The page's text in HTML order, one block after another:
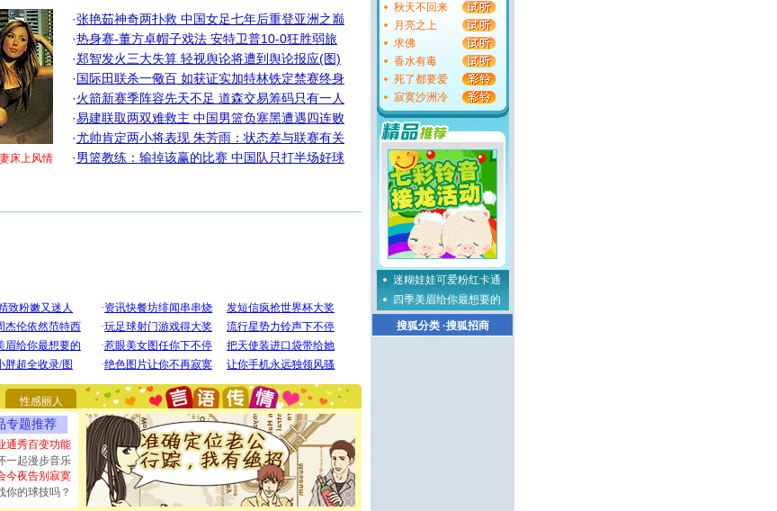
床上风情
·张艳茹神奇两扑救 中国女足七年后重登亚洲之巅
·热身赛-董方卓帽子戏法 安特卫普10-0狂胜弱旅
·郑智发火三大失算 轻视舆论将遭到舆论报应(图)
·国际田联杀一儆百 如获证实加特林铁定禁赛终身
·火箭新赛季阵容先天不足 道森交易筹码只有一人
·易建联取两双难救主 中国男篮负塞黑遭遇四连败
·尤帅肯定两小将表现 朱芳雨：状态差与联赛有关
·男篮教练：输掉该赢的比赛 中国队只打半场好球
性感丽人
专题推荐
通秀百变功能
一起漫步音乐
今夜告别寂寞
你的球技吗？
[圣诞节]圣诞节到了，想想没什么送给你的，又不打算给
你太多，只有给你五千万：千万快乐！千万要健康！千万
要平安！千万要知足！千万不要忘记我！
[圣诞节]不只这样的日子才会想起你,而是这样的日子才
能正大光明地骚扰你,告诉你,圣诞要快乐!新年要快乐!天天
都要快乐噢!
[圣诞节]奉上一颗祝福的心,在这个特别的日子里,愿幸福,
如意,快乐,鲜花,一切美好的祝愿与你同在.圣诞快乐!
[元旦]看到你我会触电；看不到你我要充电；没有你我会
断电。爱你是我职业，想你是我事业，抱你是我特长，吻
秋天不回来
月亮之上
求佛
香水有毒
死了都要爱
寂寞沙洲冷
迷糊娃娃可爱粉红卡通
四季美眉给你最想要的
搜狐分类·搜狐招商